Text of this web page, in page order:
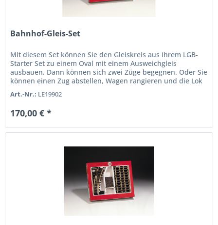
Bahnhof-Gleis-Set
Mit diesem Set können Sie den Gleiskreis aus Ihrem LGB-
Starter Set zu einem Oval mit einem Ausweichgleis
ausbauen. Dann können sich zwei Züge begegnen. Oder Sie
können einen Zug abstellen, Wagen rangieren und die Lok
Art.-Nr.: LE19902
170,00 € *